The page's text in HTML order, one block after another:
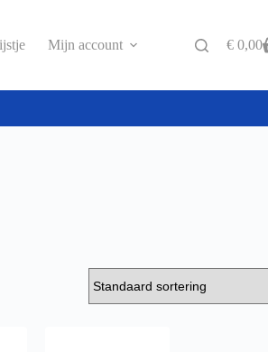
Mijn account € 0,00